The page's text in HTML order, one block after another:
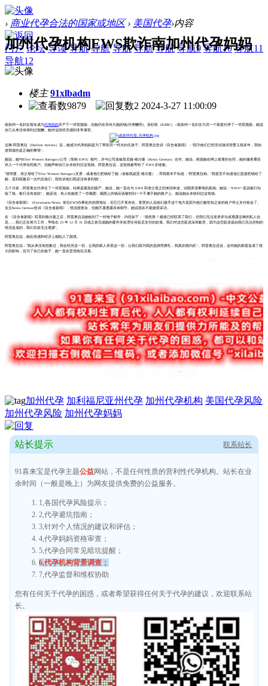
› 商业代孕合法的国家或地区 › 美国代孕›内容
门户 论坛 导读 导航 导航 导航 导航 导航 导航9 导航10 导航11
导航12
加州代孕机构EWS欺诈南加州代孕妈妈
楼主 91xlbadm
9879
2 2024-3-27 11:00:09
南加州一名妇女报名成为代孕妈妈并产下一对双胞胎，但她仍在等待欠她的钱(代孕酬劳)。洛杉矶（KABC）--南加州一名妇女为另一个家庭代孕了一对双胞胎，她说
自己从来没有得到过报酬，她对这段经历感到非常痛苦。
达琳-阿雷奥拉（Darlene Arreola）说，她成为代孕妈妈是为了帮助另一对夫妇生孩子。阿雷奥拉告诉《目击者新闻》："因为他们已经尝试做试管婴儿很多年，我知
道我做的是正确的事情“。
她说，她与Elite Women Surrogacy公司（简称 EWS）签约，并与公司老板凯尼娅-格尔曼（Kenia German）合作。她说，根据她在网上签署的合同，她的服务费应
存入一个代孕信托账户。但她声称自己从未收到过这笔钱。阿雷奥拉说，这笔钱被寄给了 EWS 的老板。
"很明显，准父母给了Elite Women Surrogacy支票，或者他们把钱给了她（老板凯妮亚-格尔曼），而我根本不知道，"阿雷奥拉称。"我甚至不知道他们直接把钱给了
她，直到我最后一次约见他们，我告诉他们我还没有拿到钱”。
几个月前，阿雷奥拉代孕生了一对双胞胎，结果是紧急剖腹产。她说，她一直在与 EWS 和准父母之间来回奔波，试图弄清事情的真相。她说："EWS一直说银行扣
留了钱，银行没有放款”。她还说，有人给她发了一些截图，截图上的钱应该被转到一个不属于她的账户上。她说她从未收到过这笔钱。
《目击者新闻》（Eyewitness News）前往EWS办事处的挂牌地址，但它已不复存在。那里的人说他们接手这个地方是因为他们被告知之前的租户停止支付租金了。
业主Kenia German告诉《目击者新闻》，情况很复杂，但她不愿透露具体细节。她说现在不能接受采访。
在 《目击者新闻》联系到格尔曼之后，阿雷奥拉说她收到了一封电子邮件，内容如下： "虽然第 7 频道已经联系了我们，但我们无法发表评论或透露达琳的私人信
息......我们正在努力工作，争取在 23 年 12 月 31 日或之前完成她的案件并处理任何延迟支付的款项。我们对这些延误深表歉意，因为这些延误是由我们无法控制的
情况造成的，我们目前无法透露"。
阿雷奥拉说，她在情感和经济上都陷入了困境。
阿雷奥拉说："我从来没有想象过，我会经历这一切，让我的家人承受这一切，让我们因为我的选择而挣扎，我真的很内疚“。阿雷奥拉还说，这对她的家庭造成了很
大的影响，但为了自己的孩子，她一直在坚强地生活着。
加州代孕 加利福尼亚州代孕 加州代孕机构 美国代孕风险
加州代孕风险 加州代孕妈妈
站长提示
91喜来宝是代孕主题公益网站，不是任何性质的营利性代孕机构。站长在业
余时间（一般是晚上）为网友提供免费的公益服务。
1,各国代孕风险提示；
2,代孕避坑指南；
3,针对个人情况的建议和评估；
4,代孕妈妈资格审查；
5,代孕合同常见暗坑提醒；
6,代孕机构背景调查；
7,代孕监督和维权协助
您有任何关于代孕的困惑，或者希望获得任何关于代孕的建议，欢迎联系站
长。
联系站长